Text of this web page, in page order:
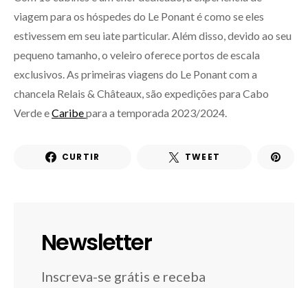
viagem para os hóspedes do Le Ponant é como se eles
estivessem em seu iate particular. Além disso, devido ao seu
pequeno tamanho, o veleiro oferece portos de escala
exclusivos. As primeiras viagens do Le Ponant com a
chancela Relais & Châteaux, são expedições para Cabo
Verde eCaribepara a temporada 2023/2024.
CURTIR TWEET
Newsletter
Inscreva-se grátis e receba